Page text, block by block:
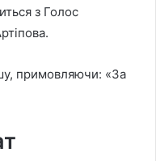
з Голос
примовляючи: «За